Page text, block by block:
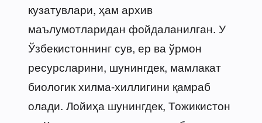
кузатувлари, ҳам архив
маълумотларидан фойдаланилган. У
Ўзбекистоннинг сув, ер ва ўрмон
ресурсларини, шунингдек, мамлакат
биологик хилма-хиллигини қамраб
олади. Лойиҳа шунингдек, Тожикистон